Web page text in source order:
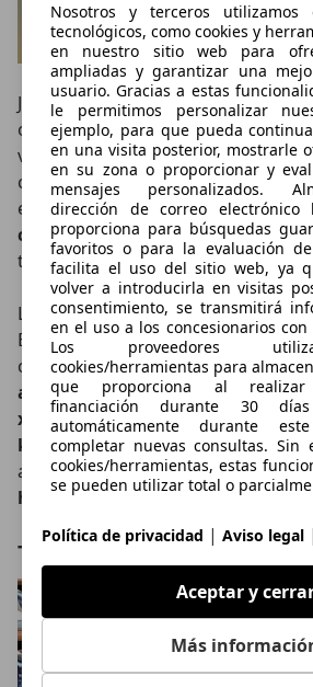
Nosotros y terceros utilizamos
tecnológicos, como cookies y
en nuestro sitio web para
ampliadas y garantizar una
usuario. Gracias a estas
le permitimos personalizar
ejemplo, para que pueda
en una visita posterior, mostrarle
en su zona o proporcionar y
mensajes personalizados.
dirección de correo electrónico
proporciona para búsquedas
favoritos o para la evaluación
facilita el uso del sitio web, ya
volver a introducirla en visitas
consentimiento, se transmitirá
en el uso a los concesionarios
Los proveedores
cookies/herramientas para
que proporciona al
financiación durante 30
automáticamente durante
completar nuevas consultas. Sin
cookies/herramientas, estas
se pueden utilizar total o
Política de privacidad | Aviso legal |
Aceptar y
Más
Junto al iX5, la gama del nuevo
ofreciendo diferentes alternativas
versión de acceso será elX5 40
con un motor deseis cilindros y
el
X5 40d xDrive recurrirá a un
cilindroscon313 CV . Ambas
tecnologíamild hybrid de 48
La oferta se completa condos
El
BMW X5 50e xDrivedesarrolla
conjunta de489 CVy anuncia hasta
autonomía eléctrica
, mientras
xDrivealcanza los612 CVy puede
kilómetrosen modo
adelante, BMW añadirá a la gama
hidrógeno denominada iX5
Tecnología y asistentes del